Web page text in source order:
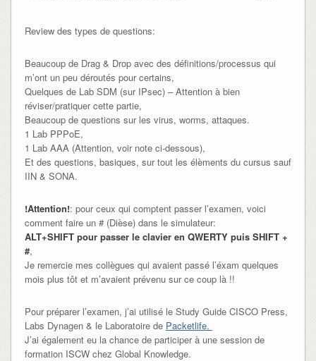
Review des types de questions:
Beaucoup de Drag & Drop avec des définitions/processus qui
m’ont un peu déroutés pour certains,
Quelques de Lab SDM (sur IPsec) – Attention à bien
réviser/pratiquer cette partie,
Beaucoup de questions sur les virus, worms, attaques.
1 Lab PPPoE,
1 Lab AAA (Attention, voir note ci-dessous),
Et des questions, basiques, sur tout les élèments du cursus sauf
IIN & SONA.
!Attention!: pour ceux qui comptent passer l’examen, voici
comment faire un # (Dièse) dans le simulateur:
ALT+SHIFT pour passer le clavier en QWERTY puis SHIFT +
#,
Je remercie mes collègues qui avaient passé l’éxam quelques
mois plus tôt et m’avaient prévenu sur ce coup là !!
Pour préparer l’examen, j’ai utilisé le Study Guide CISCO Press,
Labs Dynagen & le Laboratoire de Packetlife.
J’ai également eu la chance de participer à une session de
formation ISCW chez Global Knowledge.